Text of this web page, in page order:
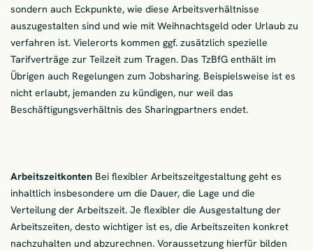
sondern auch Eckpunkte, wie diese Arbeitsverhältnisse
auszugestalten sind und wie mit Weihnachtsgeld oder Urlaub zu
verfahren ist. Vielerorts kommen ggf. zusätzlich spezielle
Tarifverträge zur Teilzeit zum Tragen. Das TzBfG enthält im
Übrigen auch Regelungen zum Jobsharing. Beispielsweise ist es
nicht erlaubt, jemanden zu kündigen, nur weil das
Beschäftigungsverhältnis des Sharingpartners endet.
Arbeitszeitkonten Bei flexibler Arbeitszeitgestaltung geht es
inhaltlich insbesondere um die Dauer, die Lage und die
Verteilung der Arbeitszeit. Je flexibler die Ausgestaltung der
Arbeitszeiten, desto wichtiger ist es, die Arbeitszeiten konkret
nachzuhalten und abzurechnen. Voraussetzung hierfür bilden